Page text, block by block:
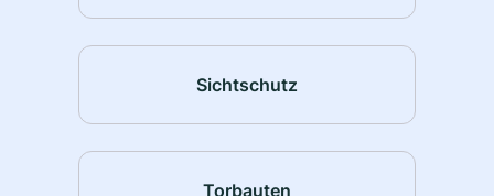
Sichtschutz
Torbauten